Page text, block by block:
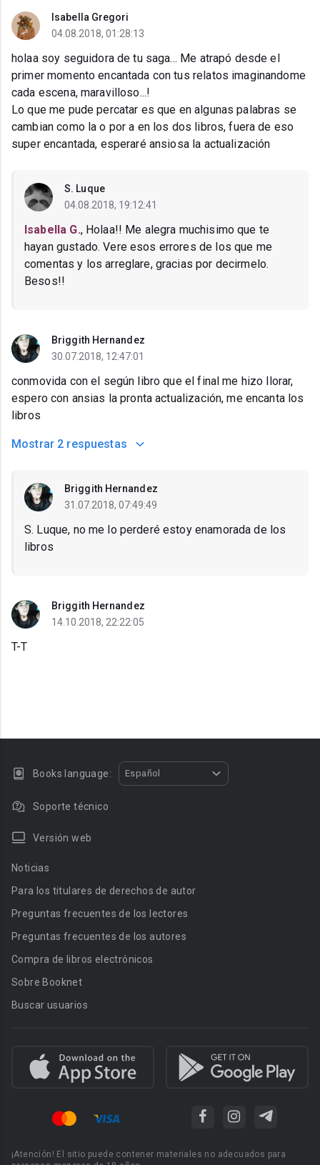
Isabella Gregori
04.08.2018, 01:28:13
holaa soy seguidora de tu saga... Me atrapó desde el
primer momento encantada con tus relatos imaginandome
cada escena, maravilloso...!
Lo que me pude percatar es que en algunas palabras se
cambian como la o por a en los dos libros, fuera de eso
super encantada, esperaré ansiosa la actualización
S. Luque
04.08.2018, 19:12:41
Isabella G., Holaa!! Me alegra muchisimo que te
hayan gustado. Vere esos errores de los que me
comentas y los arreglare, gracias por decirmelo.
Besos!!
Briggith Hernandez
30.07.2018, 12:47:01
conmovida con el según libro que el final me hizo llorar,
espero con ansias la pronta actualización, me encanta los
libros
Mostrar 2 respuestas
Briggith Hernandez
31.07.2018, 07:49:49
S. Luque, no me lo perderé estoy enamorada de los
libros
Briggith Hernandez
14.10.2018, 22:22:05
T-T
Books language: Español
Soporte técnico
Versión web
Noticias
Para los titulares de derechos de autor
Preguntas frecuentes de los lectores
Preguntas frecuentes de los autores
Compra de libros electrónicos
Sobre Booknet
Buscar usuarios
¡Atención! El sitio puede contener materiales no adecuados para